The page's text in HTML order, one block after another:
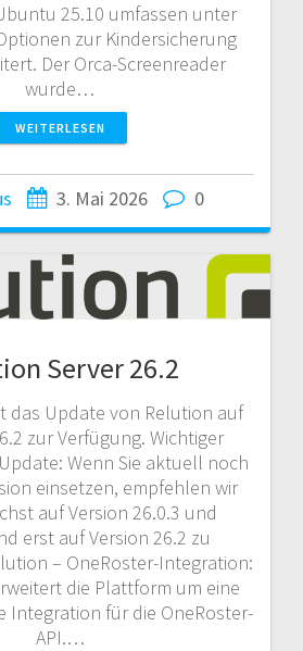
25.10 umfassen unter
zur Kindersicherung
Der Orca-Screenreader
wurde…
WEITERLESEN
3. Mai 2026 0
Server 26.2
das Update von Relution auf
zur Verfügung. Wichtiger
Wenn Sie aktuell noch
einsetzen, empfehlen wir
auf Version 26.0.3 und
erst auf Version 26.2 zu
– OneRoster-Integration:
die Plattform um eine
Integration für die OneRoster-
API.…